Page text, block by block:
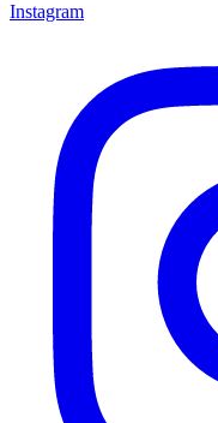
Instagram